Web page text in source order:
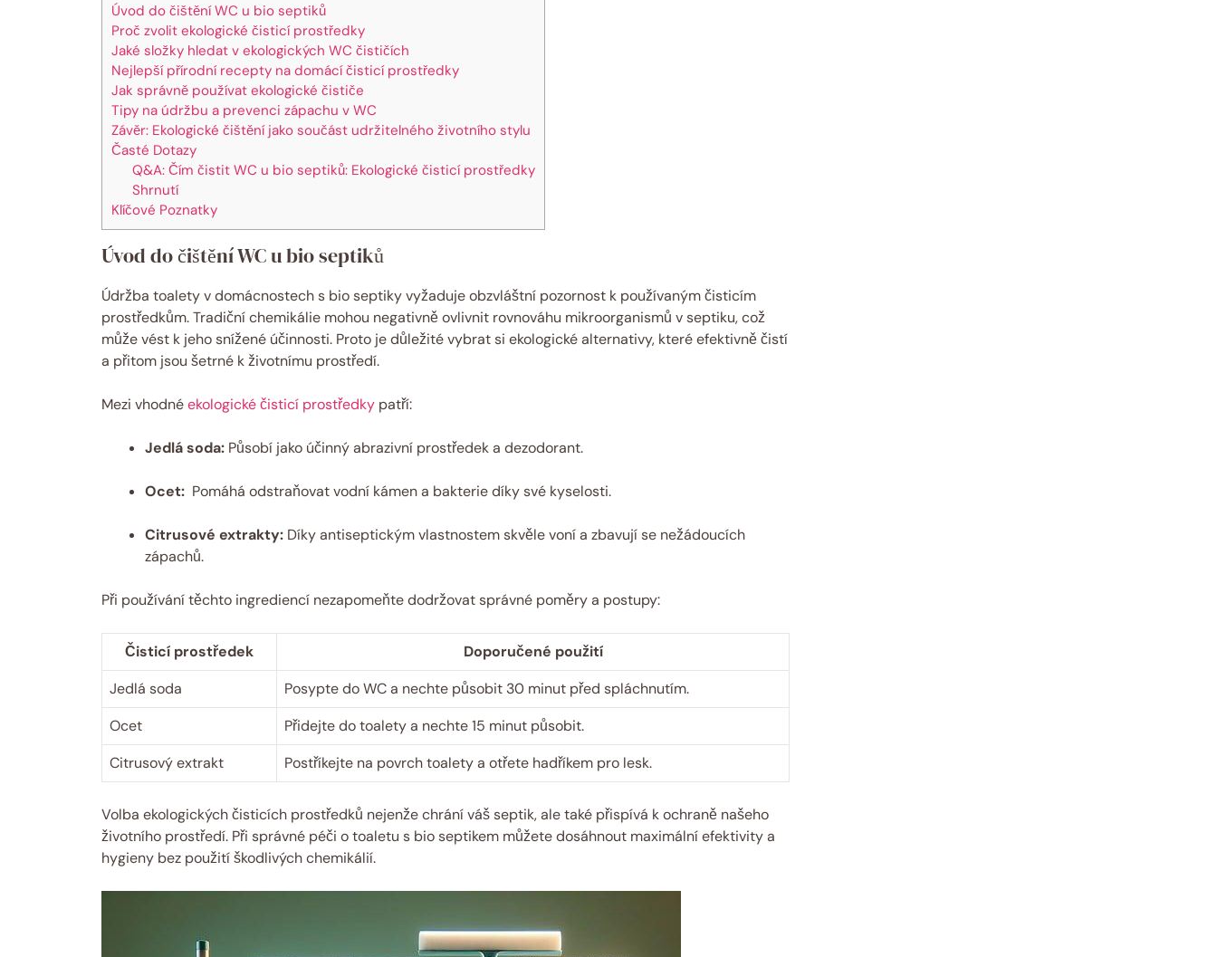
Úvod do čištění WC⁢ u bio septiků
Proč⁤ zvolit ​ekologické čisticí prostředky
Jaké složky ‌hledat ⁤v ⁢ekologických WC čističích
Nejlepší přírodní⁣ recepty na domácí čisticí ⁣prostředky
Jak správně‍ používat ekologické čističe
Tipy na⁢ údržbu a prevenci​ zápachu v WC
Závěr: Ekologické⁤ čištění jako součást udržitelného životního⁢ stylu
Časté Dotazy
Q&A: Čím čistit WC u bio ⁣septiků: Ekologické čisticí prostředky
Shrnutí
Klíčové Poznatky
Úvod do čištění WC⁢ u bio septiků
Údržba‌ toalety v domácnostech⁢ s bio septiky vyžaduje obzvláštní pozornost k ⁤používaným čisticím
prostředkům. Tradiční⁤ chemikálie mohou negativně ovlivnit rovnováhu mikroorganismů⁤ v septiku, což
může vést k jeho snížené účinnosti. ⁤Proto je‍ důležité vybrat si ekologické‌ alternativy, které efektivně čistí⁤
a přitom jsou​ šetrné k životnímu​ prostředí.
Mezi vhodnéekologické čisticí prostředky ‌patří:
Jedlá soda: Působí jako ⁣účinný​ abrazivní prostředek a dezodorant.
Ocet: ⁤ Pomáhá ‌odstraňovat vodní kámen⁣ a bakterie díky své‍ kyselosti.
Citrusové ‌extrakty: Díky antiseptickým⁤ vlastnostem ‌skvěle voní a ⁣zbavují se nežádoucích
zápachů.
Při ⁢používání těchto​ ingrediencí nezapomeňte​ dodržovat správné poměry a postupy:
Čisticí prostředek
Doporučené​ použití
Jedlá soda
Posypte​ do WC ⁣a⁤ nechte působit⁢ 30 minut ⁣před spláchnutím.
Ocet
Přidejte do toalety a nechte 15 minut ‍působit.
Citrusový extrakt
Postříkejte ‍na ⁢povrch ​toalety a ‍otřete‍ hadříkem ⁤pro lesk.
Volba ekologických čisticích prostředků ⁢nejenže chrání‌ váš septik,‌ ale také přispívá k ochraně našeho​
životního prostředí. Při správné⁢ péči o toaletu ‍s⁣ bio septikem můžete​ dosáhnout maximální⁤ efektivity a
hygieny⁢ bez použití‌ škodlivých ⁢chemikálií.